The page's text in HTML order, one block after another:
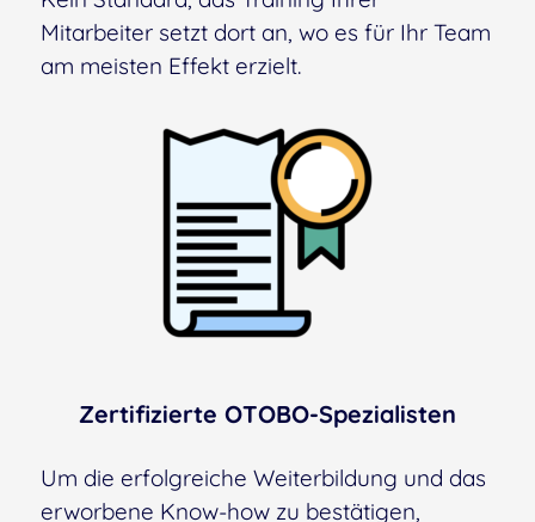
Mitarbeiter setzt dort an, wo es für Ihr Team
am meisten Effekt erzielt.
Zertifizierte OTOBO-Spezialisten
Um die erfolgreiche Weiterbildung und das
erworbene Know-how zu bestätigen,